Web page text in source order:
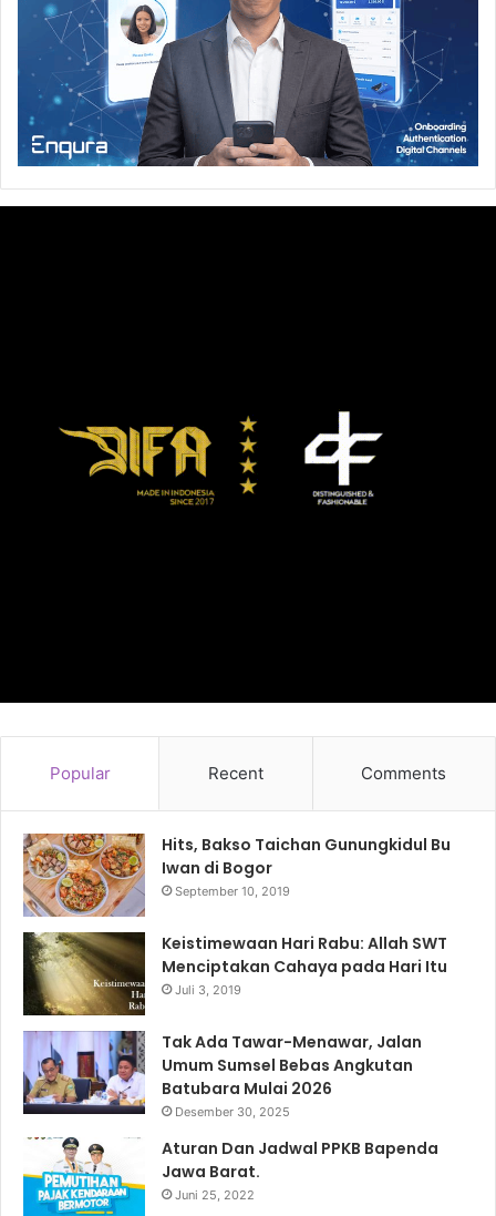
Popular Recent Comments
Hits, Bakso Taichan Gunungkidul Bu
Iwan di Bogor
September 10, 2019
Keistimewaan Hari Rabu: Allah SWT
Menciptakan Cahaya pada Hari Itu
Juli 3, 2019
Tak Ada Tawar-Menawar, Jalan
Umum Sumsel Bebas Angkutan
Batubara Mulai 2026
Desember 30, 2025
Aturan Dan Jadwal PPKB Bapenda
Jawa Barat.
Juni 25, 2022